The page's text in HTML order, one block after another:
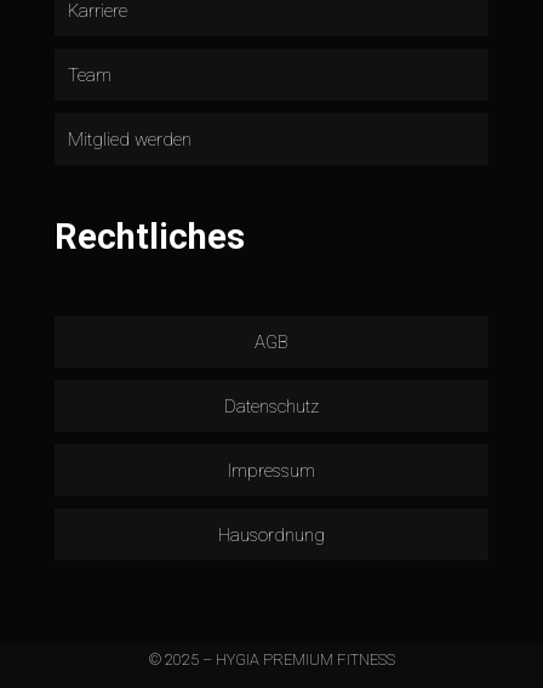
Karriere
Team
Mitglied werden
Rechtliches
AGB
Datenschutz
Impressum
Hausordnung
© 2025 – HYGIA PREMIUM FITNESS